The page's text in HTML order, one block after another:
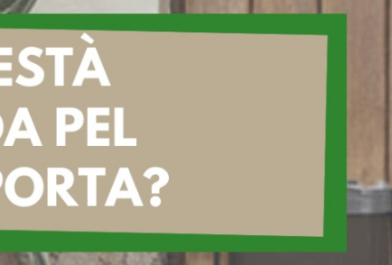
'Tàrrega està preparada pel